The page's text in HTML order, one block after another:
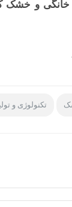
خانگی و
تکنولوژی و